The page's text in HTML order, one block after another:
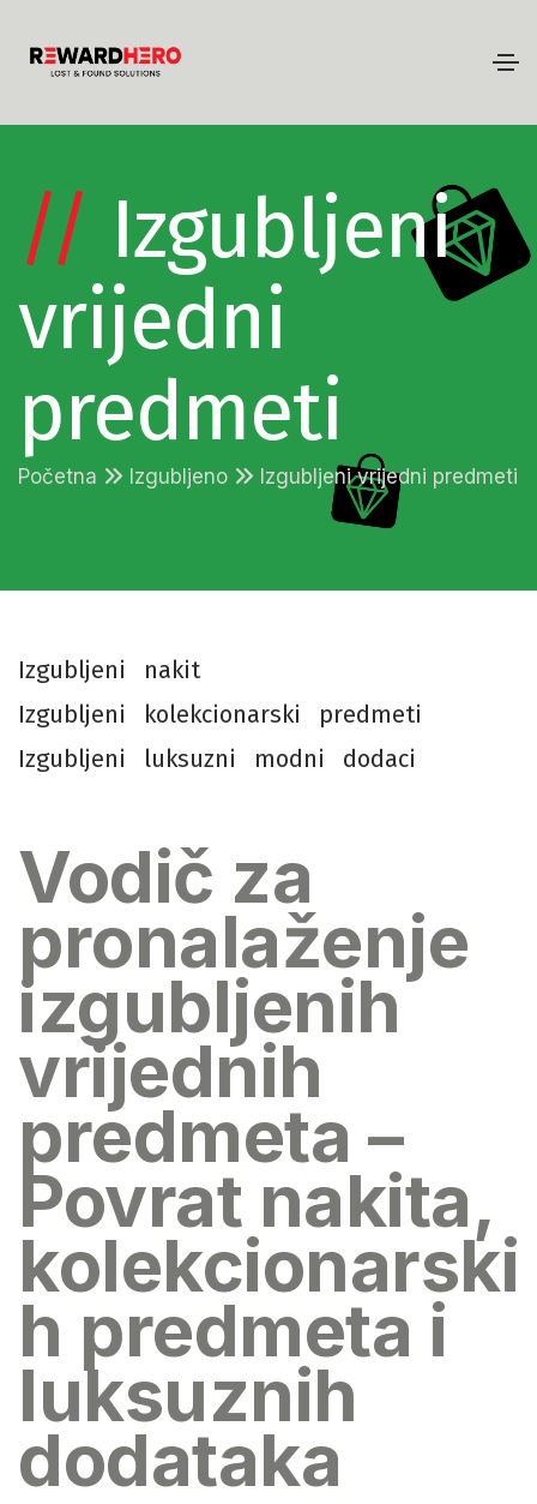
// Izgubljeni
vrijedni
predmeti
Početna Izgubljeno Izgubljeni vrijedni predmeti
Izgubljeni nakit
Izgubljeni kolekcionarski predmeti
Izgubljeni luksuzni modni dodaci
Vodič za
pronalaženje
izgubljenih
vrijednih
predmeta –
Povrat nakita,
kolekcionarski
h predmeta i
luksuznih
dodataka